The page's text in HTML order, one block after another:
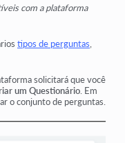
com a plataforma
tipos de perguntas
solicitará que você
um Questionário . Em
o conjunto de perguntas.